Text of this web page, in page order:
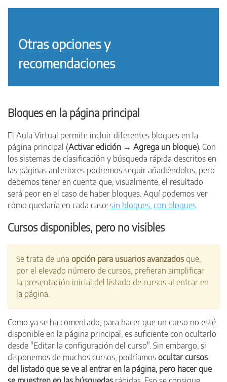
Otras opciones y
recomendaciones
Bloques en la página principal
El Aula Virtual permite incluir diferentes bloques en la
página principal (Activar edición → Agrega un bloque). Con
los sistemas de clasificación y búsqueda rápida descritos en
las páginas anteriores podremos seguir añadiéndolos, pero
debemos tener en cuenta que, visualmente, el resultado
será peor en el caso de haber bloques. Aquí podemos ver
cómo quedaría en cada caso: sin bloques, con bloques.
Cursos disponibles, pero no visibles
Se trata de una opción para usuarios avanzadosque,
por el elevado número de cursos, prefieran simplificar
la presentación inicial del listado de cursos al entrar en
la página.
Como ya se ha comentado, para hacer que un curso no esté
disponible en la página principal, es suficiente con ocultarlo
desde "Editar la configuración del curso". Sin embargo, si
disponemos de muchos cursos, podríamos ocultar cursos
del listado que se ve al entrar en la página, pero hacer que